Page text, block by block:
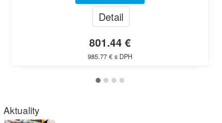
Detail
801.44 €
985.77 € s DPH
Aktuality